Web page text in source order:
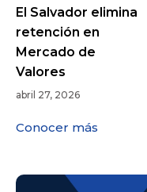
El Salvador elimina
retención en
Mercado de
Valores
abril 27, 2026
Conocer más